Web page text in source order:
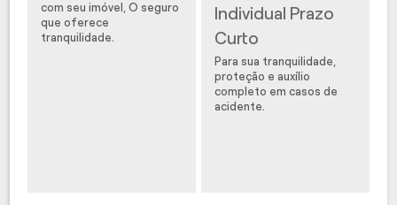
com seu imóvel, O seguro
que oferece
tranquilidade.
Individual Prazo
Curto
Para sua tranquilidade,
proteção e auxílio
completo em casos de
acidente.